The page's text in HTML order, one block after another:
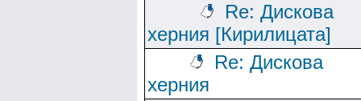
Re: Дискова
херния [Кирилицата]
Re: Дискова
херния